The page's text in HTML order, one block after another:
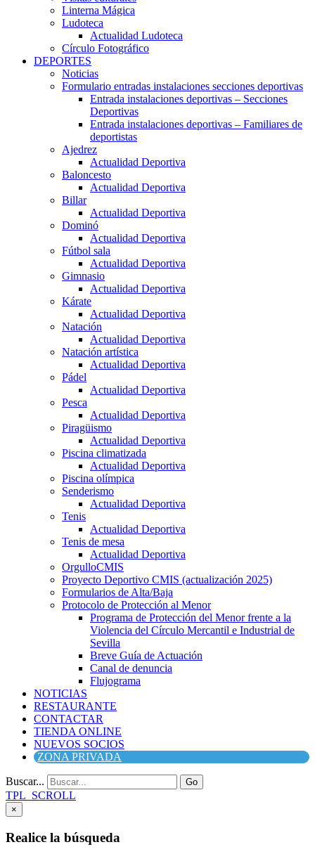
Linterna Mágica
Ludoteca
Actualidad Ludoteca
Círculo Fotográfico
DEPORTES
Noticias
Formulario entradas instalaciones secciones deportivas
Entrada instalaciones deportivas – Secciones
Deportivas
Entrada instalaciones deportivas – Familiares de
deportistas
Ajedrez
Actualidad Deportiva
Baloncesto
Actualidad Deportiva
Billar
Actualidad Deportiva
Dominó
Actualidad Deportiva
Fútbol sala
Actualidad Deportiva
Gimnasio
Actualidad Deportiva
Kárate
Actualidad Deportiva
Natación
Actualidad Deportiva
Natación artística
Actualidad Deportiva
Pádel
Actualidad Deportiva
Pesca
Actualidad Deportiva
Piragüismo
Actualidad Deportiva
Piscina climatizada
Actualidad Deportiva
Piscina olímpica
Senderismo
Actualidad Deportiva
Tenis
Actualidad Deportiva
Tenis de mesa
Actualidad Deportiva
OrgulloCMIS
Proyecto Deportivo CMIS (actualización 2025)
Formularios de Alta/Baja
Protocolo de Protección al Menor
Programa de Protección del Menor frente a la
Violencia del Círculo Mercantil e Industrial de
Sevilla
Breve Guía de Actuación
Canal de denuncia
Flujograma
NOTICIAS
RESTAURANTE
CONTACTAR
TIENDA ONLINE
NUEVOS SOCIOS
ZONA PRIVADA
Buscar... Go
TPL_SCROLL
×
Realice la búsqueda